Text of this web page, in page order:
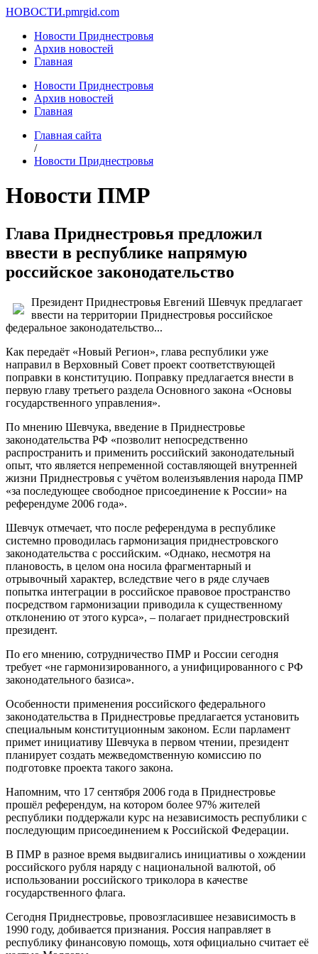
НОВОСТИ.pmrgid.com
Новости Приднестровья
Архив новостей
Главная
Новости Приднестровья
Архив новостей
Главная
Главная сайта
/
Новости Приднестровья
Новости ПМР
Глава Приднестровья предложил
ввести в республике напрямую
российское законодательство
Президент Приднестровья Евгений Шевчук предлагает
ввести на территории Приднестровья российское
федеральное законодательство...
Как передаёт «Новый Регион», глава республики уже
направил в Верховный Совет проект соответствующей
поправки в конституцию. Поправку предлагается внести в
первую главу третьего раздела Основного закона «Основы
государственного управления».
По мнению Шевчука, введение в Приднестровье
законодательства РФ «позволит непосредственно
распространить и применить российский законодательный
опыт, что является непременной составляющей внутренней
жизни Приднестровья с учётом волеизъявления народа ПМР
«за последующее свободное присоединение к России» на
референдуме 2006 года».
Шевчук отмечает, что после референдума в республике
системно проводилась гармонизация приднестровского
законодательства с российским. «Однако, несмотря на
плановость, в целом она носила фрагментарный и
отрывочный характер, вследствие чего в ряде случаев
попытка интеграции в российское правовое пространство
посредством гармонизации приводила к существенному
отклонению от этого курса», – полагает приднестровский
президент.
По его мнению, сотрудничество ПМР и России сегодня
требует «не гармонизированного, а унифицированного с РФ
законодательного базиса».
Особенности применения российского федерального
законодательства в Приднестровье предлагается установить
специальным конституционным законом. Если парламент
примет инициативу Шевчука в первом чтении, президент
планирует создать межведомственную комиссию по
подготовке проекта такого закона.
Напомним, что 17 сентября 2006 года в Приднестровье
прошёл референдум, на котором более 97% жителей
республики поддержали курс на независимость республики с
последующим присоединением к Российской Федерации.
В ПМР в разное время выдвигались инициативы о хождении
российского рубля наряду с национальной валютой, об
использовании российского триколора в качестве
государственного флага.
Сегодня Приднестровье, провозгласившее независимость в
1990 году, добивается признания. Россия направляет в
республику финансовую помощь, хотя официально считает её